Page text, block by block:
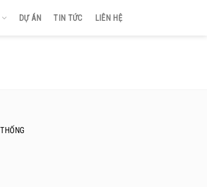
DỰ ÁN TIN TỨC LIÊN HỆ